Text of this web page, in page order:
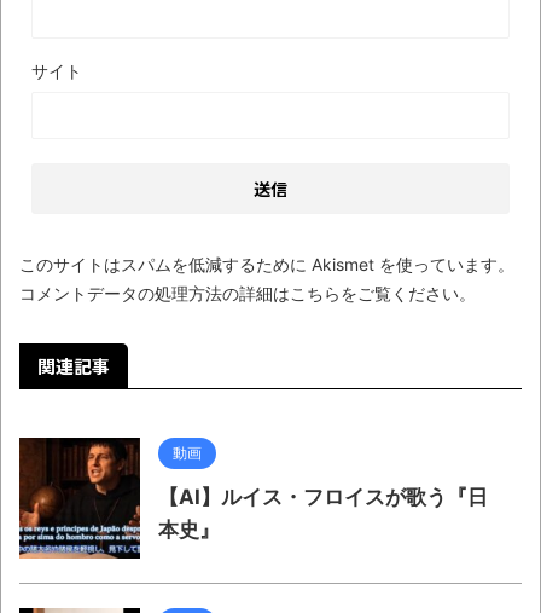
しい仕事観
サイト
このサイトはスパムを低減するために Akismet を使っています。
コメントデータの処理方法の詳細はこちらをご覧ください。
関連記事
動画
【AI】ルイス・フロイスが歌う『日
本史』